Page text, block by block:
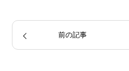
前の記事